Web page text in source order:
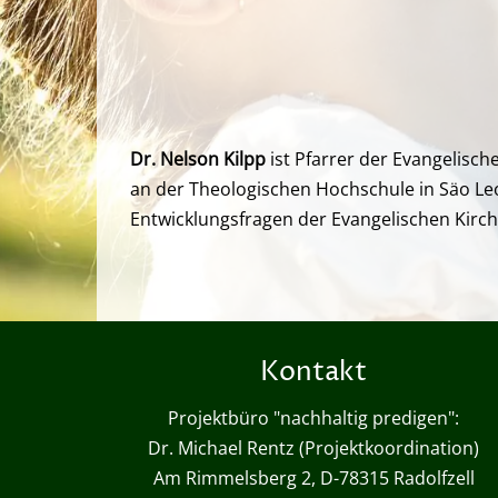
Dr. Nelson Kilpp ist Pfarrer der
an der Theologischen Hochschule in Säo
Entwicklungsfragen der Evangelischen
Kontakt
Projektbüro "nachhaltig predigen":
Dr. Michael Rentz (Projektkoordination)
Am Rimmelsberg 2, D-78315 Radolfzell